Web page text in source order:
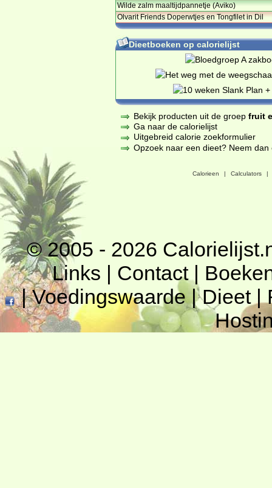
Wilde zalm maaltijdpannetje (Aviko)
Olvarit Friends Doperwtjes en Tongfilet in Dil
Dieetboeken op calorielijst
Bekijk producten uit de groep fruit
Ga naar de calorielijst
Uitgebreid calorie zoekformulier
Opzoek naar een dieet? Neem
Calorieen | Calculators |
© 2005 - 2026
Links | Contact|
|Voedingswaarde|Dieet|